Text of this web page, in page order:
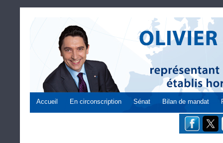
Accueil En circonscription Sénat Bilan de mandat